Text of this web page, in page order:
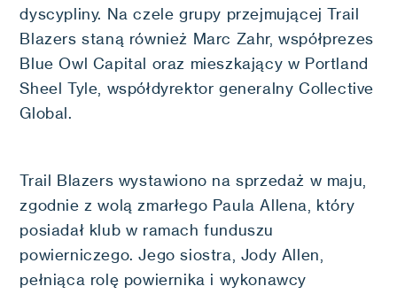
dyscypliny. Na czele grupy przejmującej Trail
Blazers staną również Marc Zahr, współprezes
Blue Owl Capital oraz mieszkający w Portland
Sheel Tyle, współdyrektor generalny Collective
Global.
Trail Blazers wystawiono na sprzedaż w maju,
zgodnie z wolą zmarłego Paula Allena, który
posiadał klub w ramach funduszu
powierniczego. Jego siostra, Jody Allen,
pełniąca rolę powiernika i wykonawcy